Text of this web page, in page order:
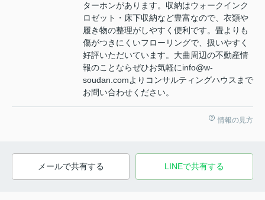
ターホンがあります。収納はウォークインク
ロゼット・床下収納など豊富なので、衣類や
履き物の整理がしやすく便利です。畳よりも
傷がつきにくいフローリングで、扱いやすく
好評いただいています。大曲周辺の不動産情
報のことならぜひお気軽にinfo@w-
soudan.comよりコンサルティングハウスまで
お問い合わせください。
情報の見方
メールで共有する LINEで共有する